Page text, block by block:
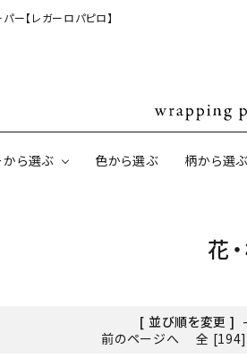
ー【レガーロパピロ】
から選ぶ
和紙の
ドのハンドプリントコットン
イギリス
色から選ぶ 柄から選ぶ
花
[ 並び順を変更 ] -
前のページへ
全 [194]